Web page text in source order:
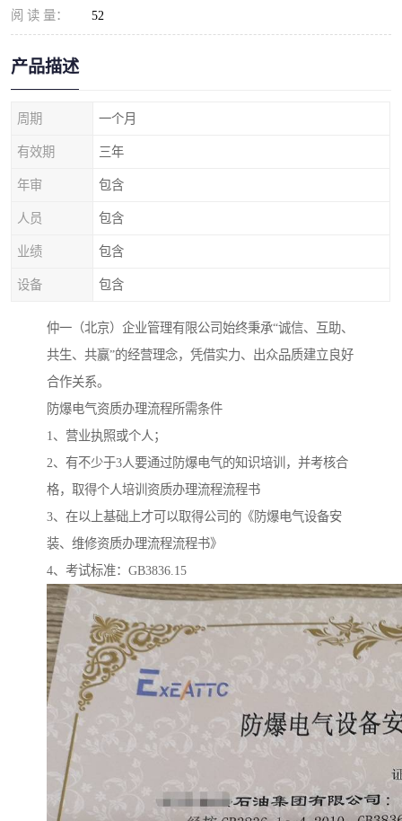
阅 读 量： 52
产品描述
周期 一个月
有效期 三年
年审 包含
人员 包含
业绩 包含
设备 包含
仲一（北京）企业管理有限公司始终秉承“诚信、互助、
共生、共赢”的经营理念，凭借实力、出众品质建立良好
合作关系。
防爆电气资质办理流程所需条件
1、营业执照或个人；
2、有不少于3人要通过防爆电气的知识培训，并考核合
格，取得个人培训资质办理流程流程书
3、在以上基础上才可以取得公司的《防爆电气设备安
装、维修资质办理流程流程书》
4、考试标准：GB3836.15